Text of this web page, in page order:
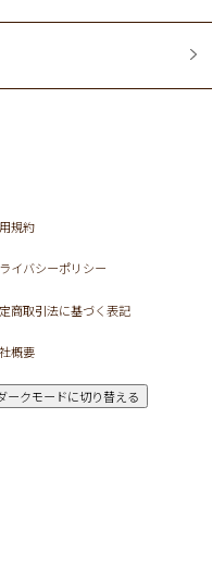
規約
イバシーポリシー
商取引法に基づく表記
概要
ークモードに切り替える